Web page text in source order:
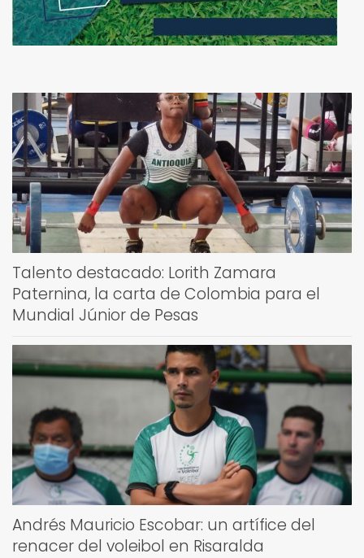
Talento destacado: Lorith Zamara
Paternina, la carta de Colombia para el
Mundial Júnior de Pesas
Andrés Mauricio Escobar: un artífice del
renacer del voleibol en Risaralda